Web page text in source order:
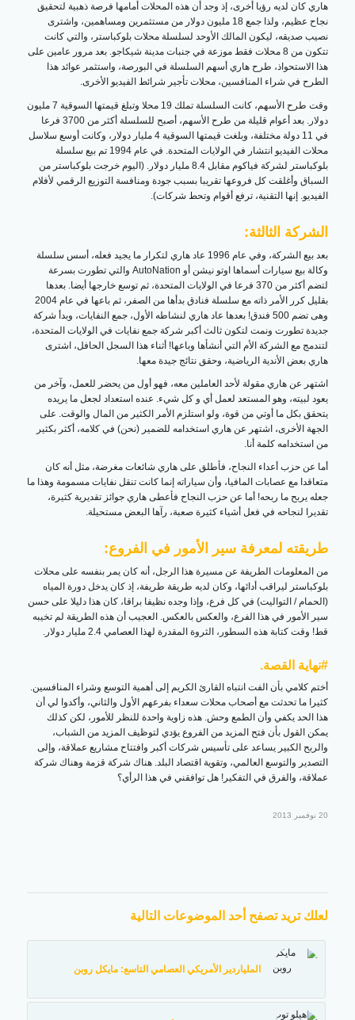
هاري كان لديه رؤيا أخرى، إذ وجد أن هذه المحلات أمامها فرصة ذهبية لتحقيق
نجاح عظيم، ولذا جمع 18 مليون دولار من مستثمرين ومساهمين، واشترى
نصيب صديقه، ليكون المالك الأوحد لسلسلة محلات بلوكباستر، والتي كانت
تتكون من 8 محلات فقط موزعة في جنبات مدينة شيكاجو. بعد مرور عامين على
هذا الاستحواذ، طرح هاري أسهم السلسلة في البورصة، واستثمر عوائد هذا
الطرح في شراء المنافسين، محلات تأجير شرائط الفيديو الأخرى.
وقت طرح الأسهم، كانت السلسلة تملك 19 محلا وتبلغ قيمتها السوقية 7 مليون
دولار. بعد أعوام قليلة من طرح الأسهم، أصبح للسلسلة أكثر من 3700 فرعا
في 11 دولة مختلفة، وبلغت قيمتها السوقية 4 مليار دولار، وكانت أوسع سلاسل
محلات الفيديو انتشار في الولايات المتحدة. في عام 1994 تم بيع سلسلة
بلوكباستر لشركة فياكوم مقابل 8.4 مليار دولار. (اليوم خرجت بلوكباستر من
السباق وأغلقت كل فروعها تقريبا بسبب جودة ومنافسة التوزيع الرقمي لأفلام
الفيديو. إنها التقنية، ترفع أقوام وتحط شركات).
الشركة الثالثة:
بعد بيع الشركة، وفي عام 1996 عاد هاري لتكرار ما يجيد فعله، أسس سلسلة
وكالة بيع سيارات أسماها اوتو نيشن أو AutoNation والتي تطورت بسرعة
لتضم أكثر من 370 فرعا في الولايات المتحدة، ثم توسع خارجها أيضا. بعدها
بقليل كرر الأمر ذاته مع سلسلة فنادق بدأها من الصفر، ثم باعها في عام 2004
وهى تضم 500 فندق! بعدها عاد هاري لنشاطه الأول، جمع النفايات، وبدأ شركة
جديدة تطورت ونمت لتكون ثالث أكبر شركة جمع نفايات في الولايات المتحدة،
لتندمج مع الشركة الأم التي أنشأها وباعها! أثناء هذا السجل الحافل، اشترى
هاري بعض الأندية الرياضية، وحقق نتائج جيدة معها.
اشتهر عن هاري مقولة لأحد العاملين معه، فهو أول من يحضر للعمل، وآخر من
يعود لبيته، وهو المستعد لعمل أي و كل شيء. عنده استعداد لجعل ما يريده
يتحقق بكل ما أوتي من قوة، ولو استلزم الأمر الكثير من المال والوقت. على
الجهة الأخرى، اشتهر عن هاري استخدامه للضمير (نحن) في كلامه، أكثر بكثير
من استخدامه كلمة أنا.
أما عن حزب أعداء النجاح، فأطلق على هاري شائعات مغرضة، مثل أنه كان
متعاقدا مع عصابات المافيا، وأن سياراته إنما كانت تنقل نفايات مسمومة وهذا ما
جعله يربح ما ربحه! أما عن حزب النجاح فأعطى هاري جوائز تقديرية كثيرة،
تقديرا لنجاحه في فعل أشياء كثيرة صعبة، رآها البعض مستحيلة.
طريقته لمعرفة سير الأمور في الفروع:
من المعلومات الطريفة عن مسيرة هذا الرجل، أنه كان يمر بنفسه على محلات
بلوكباستر ليراقب أدائها، وكان لديه طريقة طريفة، إذ كان يدخل دورة المياه
(الحمام / التواليت) في كل فرع، وإذا وجده نظيفا براقا، كان هذا دليلا على حسن
سير الأمور في هذا الفرع، والعكس بالعكس. العجيب أن هذه الطريقة لم تخيبه
قط! وقت كتابة هذه السطور، الثروة المقدرة لهذا العصامي 2.4 مليار دولار.
#نهاية القصة.
أختم كلامي بأن الفت انتباه القارئ الكريم إلى أهمية التوسع وشراء المنافسين.
كثيرا ما تحدثت مع أصحاب محلات سعداء بفرعهم الأول والثاني، وأكدوا لي أن
هذا الحد يكفي وأن الطمع وحش. هذه زاوية واحدة للنظر للأمور، لكن كذلك
يمكن القول بأن فتح المزيد من الفروع يؤدي لتوظيف المزيد من الشباب،
والربح الكبير يساعد على تأسيس شركات أكبر وافتتاح مشاريع عملاقة، وإلى
التصدير والتوسع العالمي، وتقوية اقتصاد البلد. هناك شركة قزمة وهناك شركة
عملاقة، والفرق في التفكير! هل توافقني في هذا الرأي؟
20 نوفمبر 2013
لعلك تريد تصفح أحد الموضوعات التالية
الملياردير الأمريكي العصامي التاسع: مايكل روبن